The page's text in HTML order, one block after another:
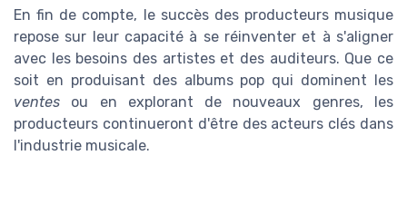
En fin de compte, le succès des producteurs musique
repose sur leur capacité à se réinventer et à s'aligner
avec les besoins des artistes et des auditeurs. Que ce
soit en produisant des albums pop qui dominent les
ventes ou en explorant de nouveaux genres, les
producteurs continueront d'être des acteurs clés dans
l'industrie musicale.